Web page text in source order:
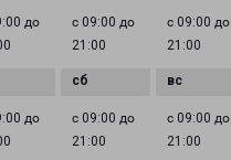
до
с 09:00 до
21:00
с 09:00 до
21:00
до
с 09:00 до
21:00
с 09:00 до
21:00